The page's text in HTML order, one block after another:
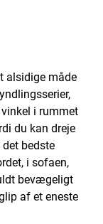
alsidige måde
i rummet
du kan dreje
bedste
i sofaen,
bevægeligt
af et eneste